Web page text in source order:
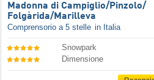
Madonna di Campiglio/​Pinzolo/​
Folgàrida/​Marilleva
Comprensorio a 5 stelle in Italia
Snowpark
Dimensione